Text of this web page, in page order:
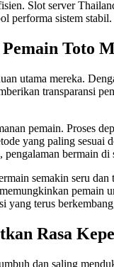
Slot server
performa sistem
Toto
utama mereka.
transparansi
pemain. Proses
yang paling
bermain
semakin seru
pemain
terus
Rasa
dan saling